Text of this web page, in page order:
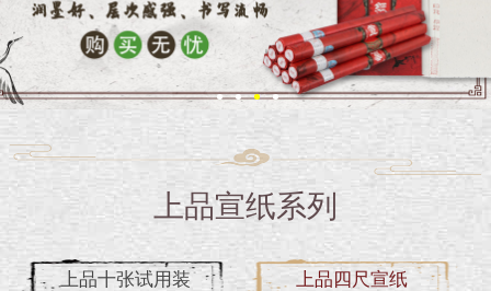
上品宣纸系列
上品十张试用装 上品四尺宣纸